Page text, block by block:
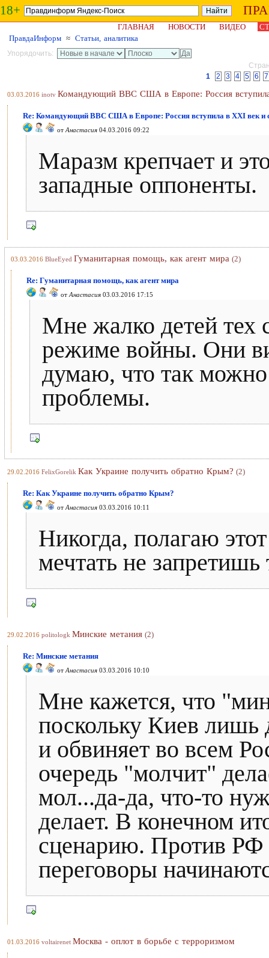
18+
ГЛАВНАЯ НОВОСТИ ВИДЕО
ПравдаИнформ ≈ Статьи, аналитика
Упорядочить:
1
2 3 4 5 6 7
03.03.2016 inotv Командующий ВВС США в Европе: Россия вступила
Re: Командующий ВВС США в Европе: Россия вступила в XXI век и
от Анастасия 04.03.2016 09:22
Маразм крепчает и
западные оппоненты.
03.03.2016 BlueEyed Гуманитарная помощь, как агент мира (2)
Re: Гуманитарная помощь, как агент мира
от Анастасия 03.03.2016 17:15
Мне жалко детей тех
режиме войны. Они
думаю, что так
проблемы.
29.02.2016 FelixGorelik Как Украине получить обратно Крым? (2)
Re: Как Украине получить обратно Крым?
от Анастасия 03.03.2016 10:11
Никогда, полагаю
мечтать не
29.02.2016 politologk Минские метания (2)
Re: Минские метания
от Анастасия 03.03.2016 10:10
Мне кажется, что
поскольку Киев лишь
и обвиняет во всем
очередь "молчит"
мол...да-да, что-то
делает. В конечном
сценарию. Против РФ
переговоры
01.03.2016 voltairenet Москва - оплот в борьбе с терроризмом